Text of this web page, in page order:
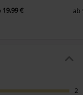
19,99 € ab
2